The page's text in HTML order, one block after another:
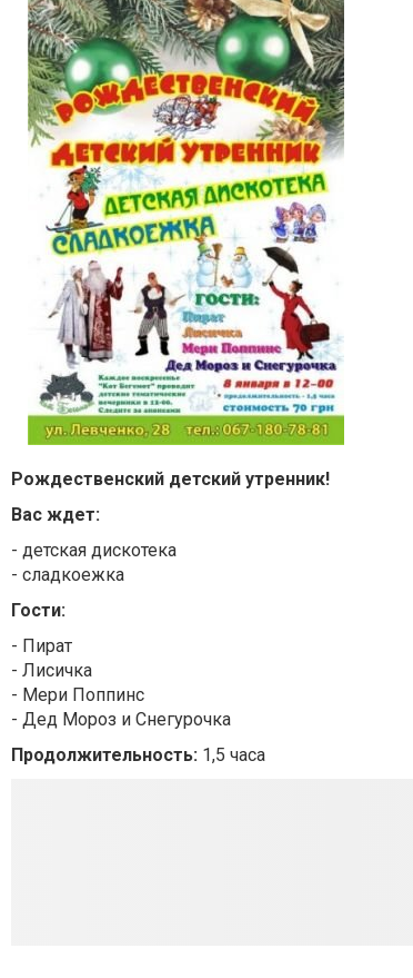
Рождественский детский утренник!
Вас ждет:
- детская дискотека
- сладкоежка
Гости:
- Пират
- Лисичка
- Мери Поппинс
- Дед Мороз и Снегурочка
Продолжительность: 1,5 часа